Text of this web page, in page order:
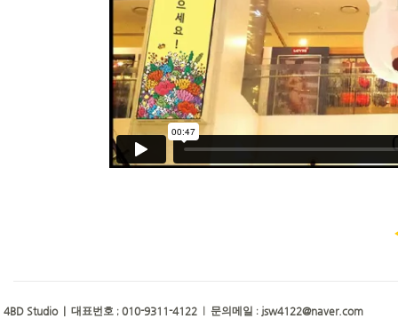
4BD Studio | 대표번호 ; 010-9311-4122 | 문의메일 : jsw4122@naver.com